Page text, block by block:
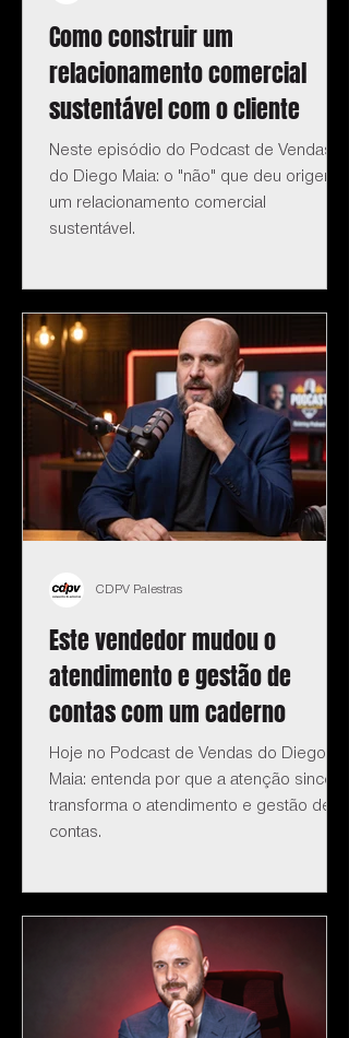
Como construir um
relacionamento comercial
sustentável com o cliente
Neste episódio do Podcast de Vendas
do Diego Maia: o "não" que deu origem a
um relacionamento comercial
sustentável.
Este vendedor mudou o
atendimento e gestão de
contas com um caderno
Hoje no Podcast de Vendas do Diego
Maia: entenda por que a atenção sincera
transforma o atendimento e gestão de
contas.
CDPV Palestras